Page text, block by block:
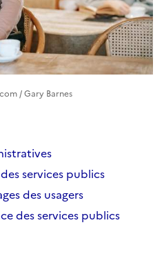
/ Gary Barnes
services publics
des usagers
des services publics